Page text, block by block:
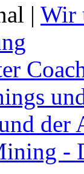
| Wir
-